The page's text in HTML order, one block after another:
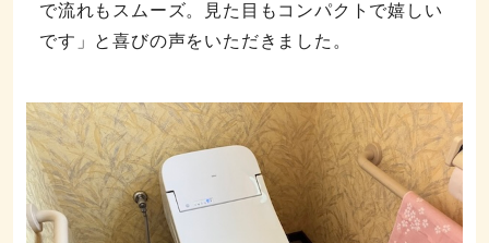
で流れもスムーズ。見た目もコンパクトで嬉しい
です」と喜びの声をいただきました。